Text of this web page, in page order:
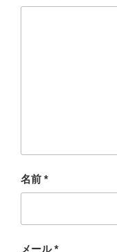
名前 *
メール*